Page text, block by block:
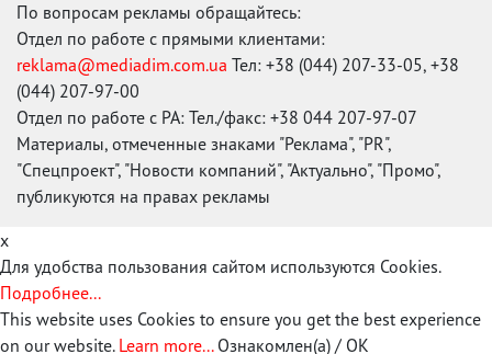
По вопросам рекламы обращайтесь:
Отдел по работе с прямыми клиентами:
reklama@mediadim.com.ua Тел: +38 (044) 207-33-05, +38
(044) 207-97-00
Отдел по работе с РА: Тел./факс: +38 044 207-97-07
Материалы, отмеченные знаками "Реклама", "PR",
"Спецпроект", "Новости компаний", "Актуально", "Промо",
публикуются на правах рекламы
x
Для удобства пользования сайтом используются Cookies.
Подробнее...
This website uses Cookies to ensure you get the best experience
on our website. Learn more... Ознакомлен(а) / OK